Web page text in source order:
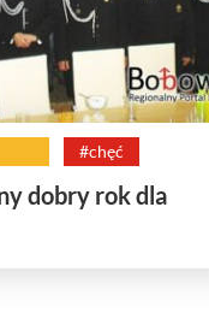
#chęć
dobry rok dla